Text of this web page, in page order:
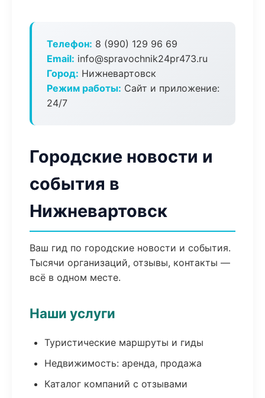
Телефон: 8 (990) 129 96 69
Email: info@spravochnik24pr473.ru
Город: Нижневартовск
Режим работы: Сайт и приложение:
24/7
Городские новости и
события в
Нижневартовск
Ваш гид по городские новости и события.
Тысячи организаций, отзывы, контакты —
всё в одном месте.
Наши услуги
Туристические маршруты и гиды
Недвижимость: аренда, продажа
Каталог компаний с отзывами